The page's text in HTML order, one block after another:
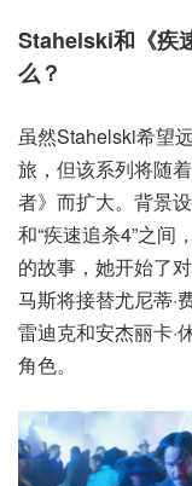
Stahelski和《疾
么？
虽然Stahelski希望
旅，但该系列将随
者》而扩大。背景
和“疾速追杀4”之间
的故事，她开始了
马斯将接替尤尼蒂·
雷迪克和安杰丽卡·
角色。